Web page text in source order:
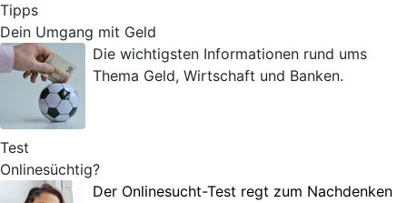
Tipps
Dein Umgang mit Geld
Die wichtigsten Informationen rund ums
Thema Geld, Wirtschaft und Banken.
Test
Onlinesüchtig?
Der Onlinesucht-Test regt zum Nachdenken